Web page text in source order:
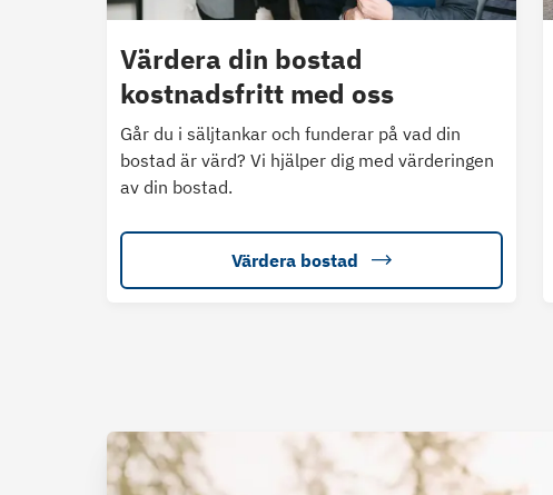
Värdera din bostad
kostnadsfritt med oss
Går du i säljtankar och funderar på vad din
bostad är värd? Vi hjälper dig med värderingen
av din bostad.
Värdera bostad